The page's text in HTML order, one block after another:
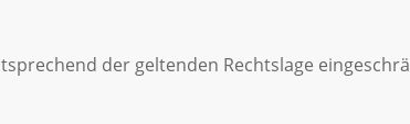
der geltenden Rechtslage